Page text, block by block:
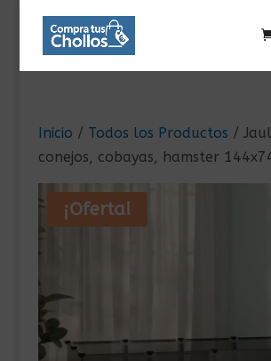
Inicio / Todos los Productos /
conejos, cobayas, hamster
¡Oferta!